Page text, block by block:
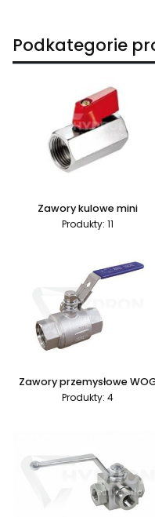
Podkategorie
Zawory kulowe mini
Produkty: 11
Zawory przemysłowe
Produkty: 4